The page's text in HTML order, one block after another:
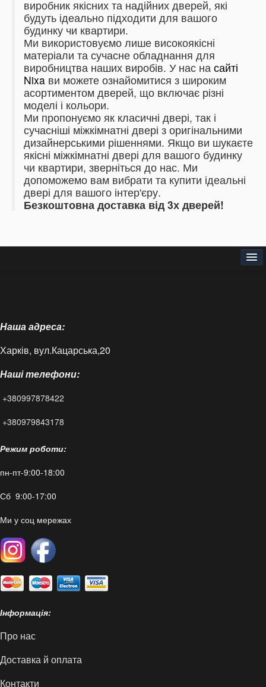
виробник якісних та надійних дверей, які
будуть ідеально підходити для вашого
будинку чи квартири.
Ми використовуємо лише високоякісні
матеріали та сучасне обладнання для
виробництва наших виробів. У нас на сайті
Nixa ви можете ознайомитися з широким
асортиментом дверей, що включає різні
моделі і кольори.
Ми пропонуємо як класичні двері, так і
сучасніші міжкімнатні двері з оригінальними
дизайнерськими рішеннями. Якщо ви шукаєте
якісні міжкімнатні двері для вашого будинку
чи квартири, зверніться до нас. Ми
допоможемо вам вибрати та купити ідеальні
двері для вашого інтер'єру.
Безкоштовна доставка від 3х дверей!
Доставка і оплата
Контакти
Статті
FAQ
Наша адреса:
Харків, вул.Кацарська,20
Наші телефони:
+380997878422
+380979843178
Режим роботи:
пн-пт-9:00-18:00
Сб 9:00-17:00
Ми у соц мережах
Інформація:
Про нас
Доставка й оплата
Контакти